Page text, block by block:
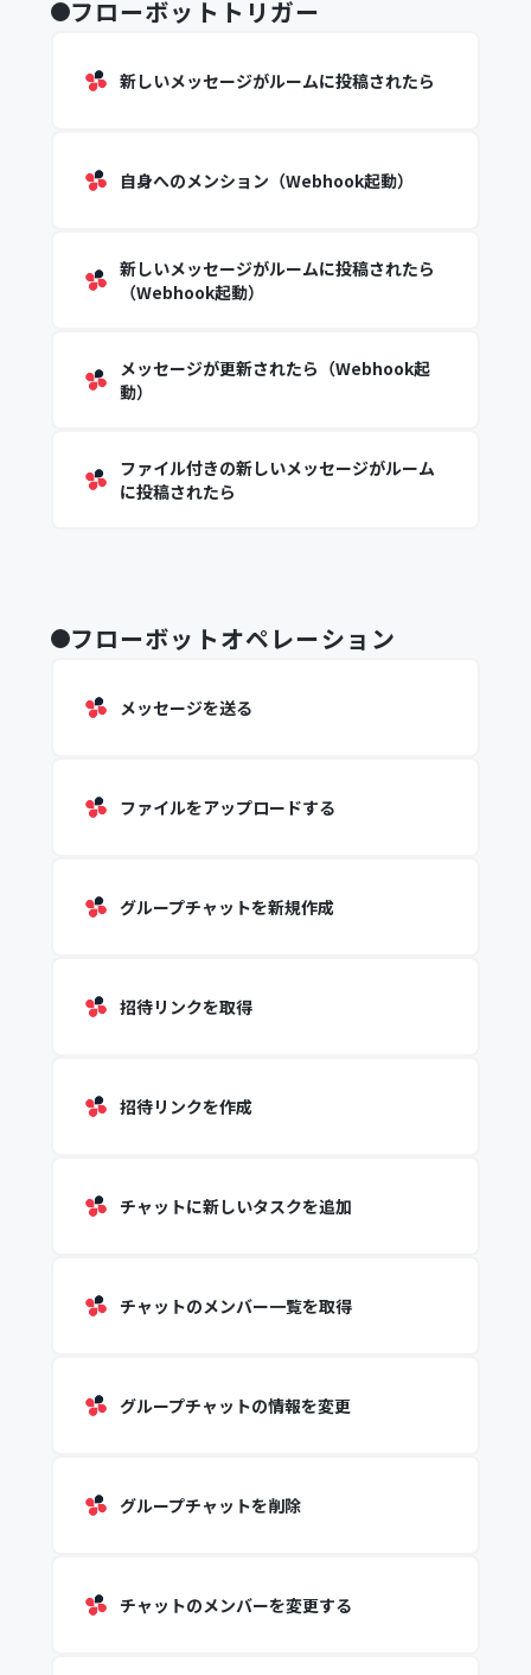
フローボットトリガー
新しいメッセージがルームに投稿されたら
自身へのメンション（Webhook起動）
新しいメッセージがルームに投稿されたら
（Webhook起動）
メッセージが更新されたら（Webhook起
動）
ファイル付きの新しいメッセージがルーム
に投稿されたら
フローボットオペレーション
メッセージを送る
ファイルをアップロードする
グループチャットを新規作成
招待リンクを取得
招待リンクを作成
チャットに新しいタスクを追加
チャットのメンバー一覧を取得
グループチャットの情報を変更
グループチャットを削除
チャットのメンバーを変更する